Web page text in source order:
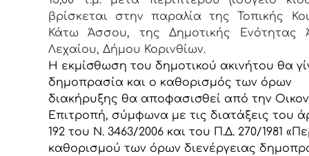
βρίσκεται στην παραλία της Τοπικής
Κάτω Άσσου, της Δημοτικής Ενότητας
Λεχαίου, Δήμου Κορινθίων.
Η εκμίσθωση του δημοτικού ακινήτου θα
δημοπρασία και ο καθορισμός των όρων
διακήρυξης θα αποφασισθεί από την
Επιτροπή, σύμφωνα με τις διατάξεις του
192 του Ν. 3463/2006 και του Π.Δ. 270/1981
καθορισμού των όρων διενέργειας